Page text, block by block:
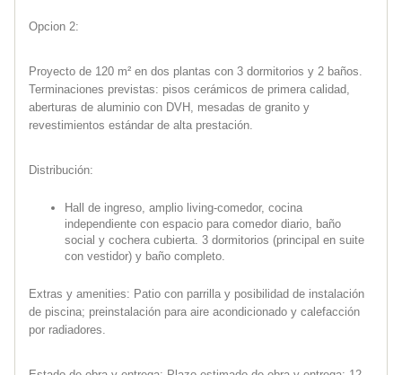
Opcion 2:
Proyecto de 120 m² en dos plantas con 3 dormitorios y 2 baños.
Terminaciones previstas: pisos cerámicos de primera calidad,
aberturas de aluminio con DVH, mesadas de granito y
revestimientos estándar de alta prestación.
Distribución:
Hall de ingreso, amplio living-comedor, cocina
independiente con espacio para comedor diario, baño
social y cochera cubierta. 3 dormitorios (principal en suite
con vestidor) y baño completo.
Extras y amenities: Patio con parrilla y posibilidad de instalación
de piscina; preinstalación para aire acondicionado y calefacción
por radiadores.